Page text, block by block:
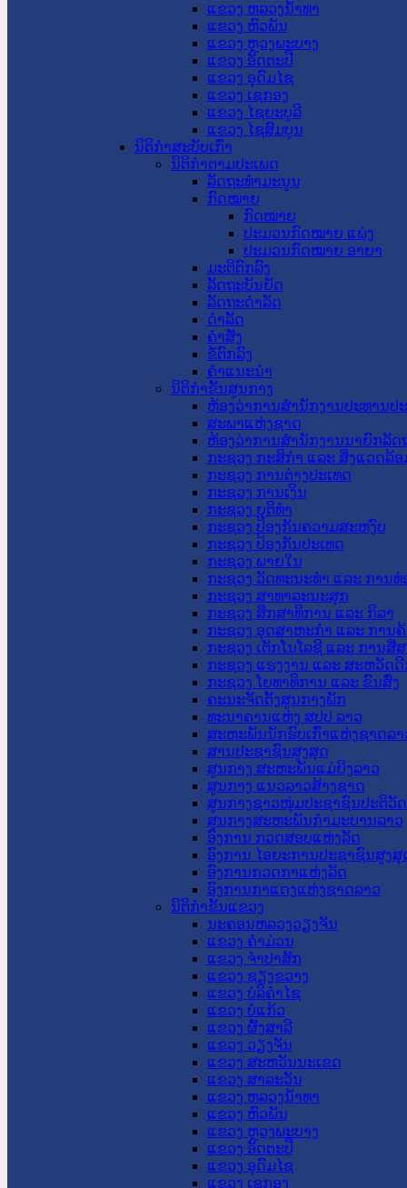
ແຂວງ ຫລວງນໍ້າທາ
ແຂວງ ຫົວພັນ
ແຂວງ ຫຼວງພະບາງ
ແຂວງ ອັດຕະປື
ແຂວງ ອຸດົມໄຊ
ແຂວງ ເຊກອງ
ແຂວງ ໄຊຍະບູລີ
ແຂວງ ໄຊສົມບູນ
ນິຕິກໍາສະບັບເກົ່າ
ນິຕິກຳຕາມປະເພດ
ລັດຖະທໍາມະນູນ
ກົດໝາຍ
ກົດໝາຍ
ປະມວນກົດໝາຍ ແພ່ງ
ປະມວນກົດໝາຍ ອາຍາ
ມະຕິຕົກລົງ
ລັດຖະບັນຍັດ
ລັດຖະດໍາລັດ
ດໍາລັດ
ຄໍາສັ່ງ
ຂໍ້ຕົກລົງ
ຄໍາແນະນໍາ
ນິຕິກໍາຂັ້ນສູນກາງ
ຫ້ອງວ່າການສໍານັກງານປະທານປ
ສະພາແຫ່ງຊາດ
ຫ້ອງວ່າການສຳນັກງານນາຍົກລັດ
ກະຊວງ ກະສິກຳ ແລະ ສິ່ງແວດລ້ອ
ກະຊວງ ການຕ່າງປະເທດ
ກະຊວງ ການເງິນ
ກະຊວງ ຍຸຕິທໍາ
ກະຊວງ ປ້ອງກັນຄວາມສະຫງົບ
ກະຊວງ ປ້ອງກັນປະເທດ
ກະຊວງ ພາຍໃນ
ກະຊວງ ວັດທະນະທຳ ແລະ ການທ່
ກະຊວງ ສາທາລະນະສຸກ
ກະຊວງ ສຶກສາທິການ ແລະ ກິລາ
ກະຊວງ ອຸດສາຫະກຳ ແລະ ການຄ້
ກະຊວງ ເຕັກໂນໂລຊີ ແລະ ການສື່
ກະຊວງ ແຮງງານ ແລະ ສະຫວັດ
ກະຊວງ ໂຍທາທິການ ແລະ ຂົນສົ່ງ
ຄະນະຈັດຕັ້ງສູນກາງພັກ
ທະນາຄານແຫ່ງ ສປປ ລາວ
ສະຫະພັນນັກຮົບເກົ່າແຫ່ງຊາດລາ
ສານປະຊາຊົນສູງສຸດ
ສູນກາງ ສະຫະພັນແມ່ຍິງລາວ
ສູນກາງ ແນວລາວສ້າງຊາດ
ສູນກາງຊາວໜຸ່ມປະຊາຊົນປະຕິວັ
ສູນກາງສະຫະພັນກຳມະບານລາວ
ອົງການ ກວດສອບແຫ່ງລັດ
ອົງການ ໄອຍະການປະຊາຊົນສູງສຸ
ອົງການກວດກາແຫ່ງລັດ
ອົງການກາແດງແຫ່ງຊາດລາວ
ນິຕິກໍາຂັ້ນແຂວງ
ນະ​ຄອນ​ຫລວງວຽງຈັນ
ແຂວງ ຄໍາມ່ວນ
ແຂວງ ຈໍາປາສັກ
ແຂວງ ຊຽງຂວາງ
ແຂວງ ບໍລິຄໍາໄຊ
ແຂວງ ບໍ່ແກ້ວ
ແຂວງ ຜົ້ງສາລີ
ແຂວງ ວຽງຈັນ
ແຂວງ ສະຫວັນນະເຂດ
ແຂວງ ສາລະວັນ
ແຂວງ ຫລວງນໍ້າທາ
ແຂວງ ຫົວພັນ
ແຂວງ ຫຼວງພະບາງ
ແຂວງ ອັດຕະປື
ແຂວງ ອຸດົມໄຊ
ແຂວງ ເຊກອງ